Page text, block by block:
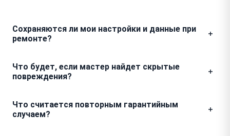
Сохраняются ли мои настройки и данные при
ремонте?
персональными данными или пользовательскими
файлами. При проведении технического
ремонт затрагивает исключительно аппаратную
часть и компоненты управления движением.
Что будет, если мастер найдет скрытые
повреждения?
вашего подтверждения. Если в процессе разборки
обнаруживается поломка, не выявленная на этапе
Что считается повторным гарантийным
случаем?